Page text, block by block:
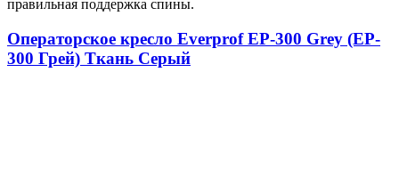
правильная поддержка спины.
Операторское кресло Everprof EP-300 Grey (EP-
300 Грей) Ткань Серый